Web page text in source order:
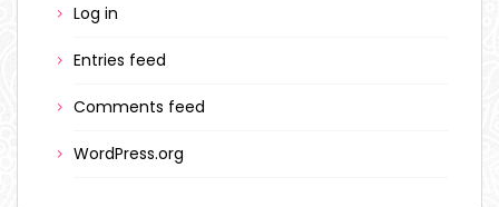
Log in
Entries feed
Comments feed
WordPress.org